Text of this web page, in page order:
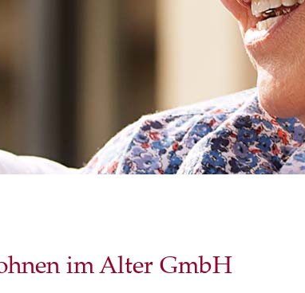
im Alter GmbH